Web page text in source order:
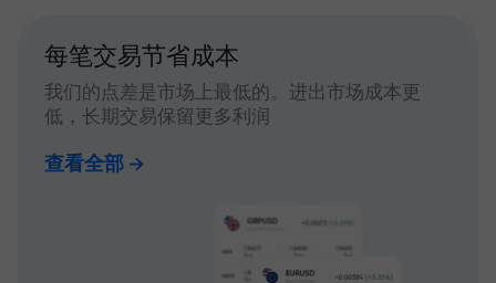
每笔交易节省成本
我们的点差是市场上最低的。进出市场成本更
低，长期交易保留更多利润
查看全部